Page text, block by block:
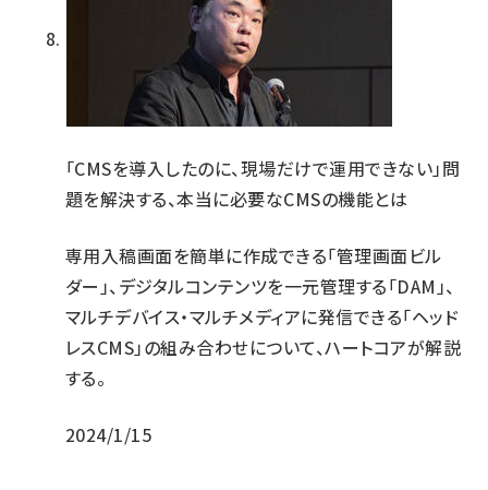
「CMSを導入したのに、現場だけで運用できない」問
題を解決する、本当に必要なCMSの機能とは
専用入稿画面を簡単に作成できる「管理画面ビル
ダー」、デジタルコンテンツを一元管理する「DAM」、
マルチデバイス・マルチメディアに発信できる「ヘッド
レスCMS」の組み合わせについて、ハートコアが解説
する。
2024/1/15